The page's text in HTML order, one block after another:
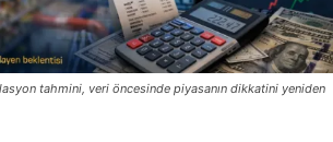
tahmini, veri öncesinde piyasanın dikkatini yeniden